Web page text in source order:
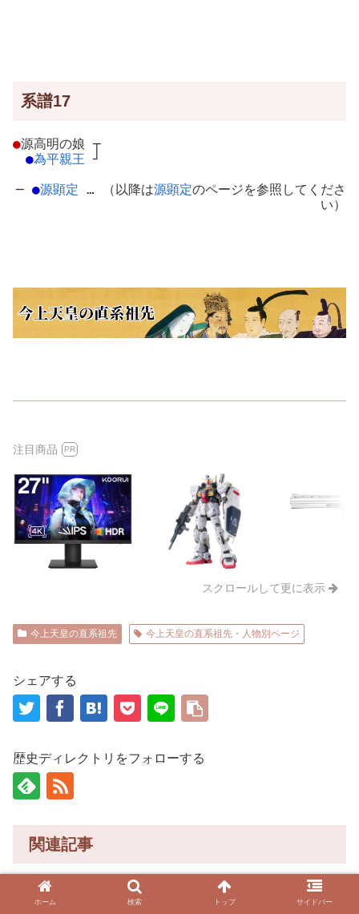
系譜17
●源高明の娘 ┬
●為平親王 ┘
─ ●源顕定 … （以降は源顕定のページを参照してくださ
い）
注目商品 PR
スクロールして更に表示
今上天皇の直系祖先 今上天皇の直系祖先・人物別ページ
シェアする
歴史ディレクトリをフォローする
関連記事
今上天皇の直系祖先 白川局【今上天皇の直系祖先】
ホーム 検索 トップ サイドバー